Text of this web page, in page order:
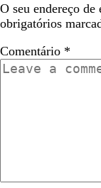
O seu endereço
obrigatórios
Comentário *